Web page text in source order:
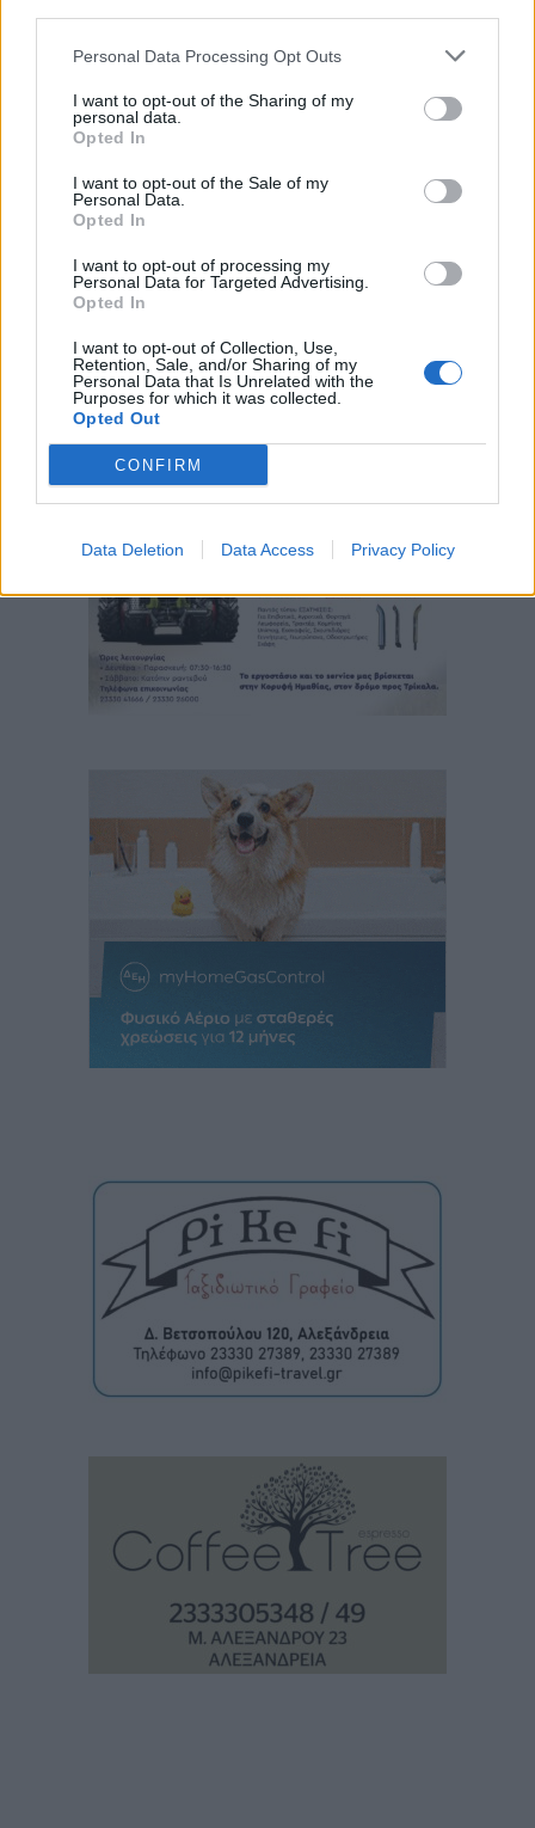
Personal Data Processing Opt Outs
I want to opt-out of the Sharing of my
personal data.
Opted In
I want to opt-out of the Sale of my
Personal Data.
Opted In
I want to opt-out of processing my
Personal Data for Targeted Advertising.
Opted In
I want to opt-out of Collection, Use,
Retention, Sale, and/or Sharing of my
Personal Data that Is Unrelated with the
Purposes for which it was collected.
Opted Out
CONFIRM
Data Deletion Data Access Privacy Policy